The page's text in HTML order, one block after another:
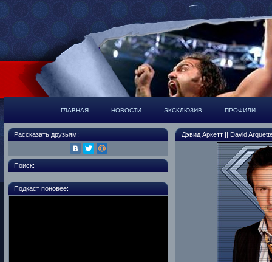
ГЛАВНАЯ НОВОСТИ ЭКСКЛЮЗИВ ПРОФИЛИ
Рассказать друзьям:
Поиск:
Подкаст поновее:
Дэвид Аркетт || David